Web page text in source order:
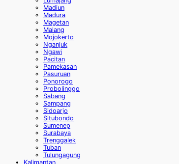
Madiun
Madura
Magetan
Malang
Mojokerto
Nganjuk
Ngawi
Pacitan
Pamekasan
Pasuruan
Ponorogo
Probolinggo
Sabang
Sampang
Sidoarjo
Situbondo
Sumenep
Surabaya
Trenggalek
Tuban
Tulungagung
Kalimantan